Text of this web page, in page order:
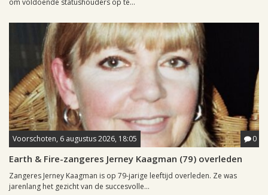
om voldoende statushouders op te...
Voorschoten, 6 augustus 2026, 18:05 0
Earth & Fire-zangeres Jerney Kaagman (79) overleden
Zangeres Jerney Kaagman is op 79-jarige leeftijd overleden. Ze was
jarenlang het gezicht van de succesvolle...